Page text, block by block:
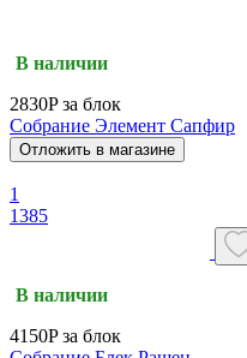
В наличии
2830P за блок
Собрание Элемент Сапфир
Отложить в магазине
1
1385
В наличии
4150P за блок